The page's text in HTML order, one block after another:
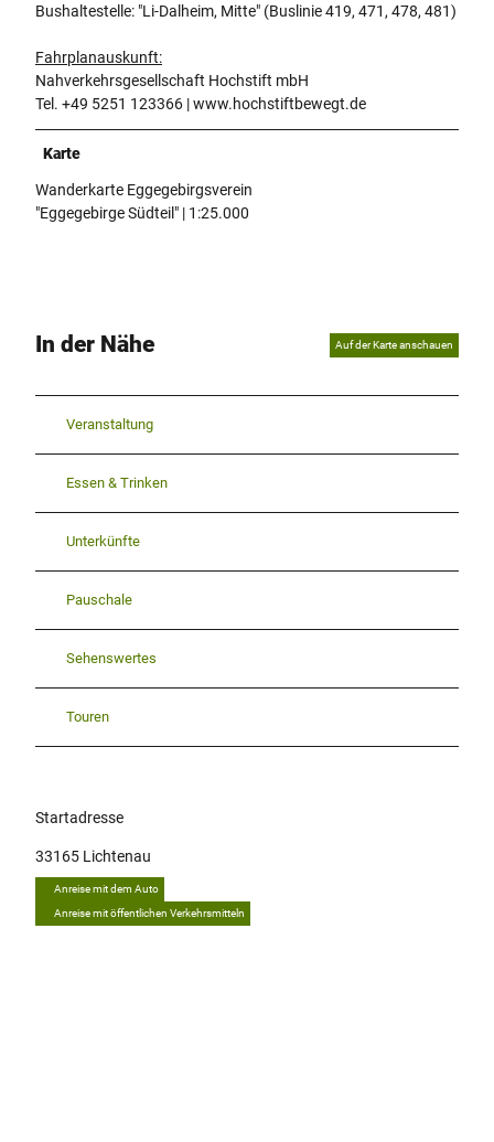
Bushaltestelle: "Li-Dalheim, Mitte" (Buslinie 419, 471, 478, 481)
Fahrplanauskunft:
Nahverkehrsgesellschaft Hochstift mbH
Tel. +49 5251 123366 | www.hochstiftbewegt.de
Karte
Wanderkarte Eggegebirgsverein
"Eggegebirge Südteil" | 1:25.000
In der Nähe Auf der Karte anschauen
Veranstaltung
Essen & Trinken
Unterkünfte
Pauschale
Sehenswertes
Touren
Startadresse
33165 Lichtenau
Anreise mit dem Auto
Anreise mit öffentlichen Verkehrsmitteln